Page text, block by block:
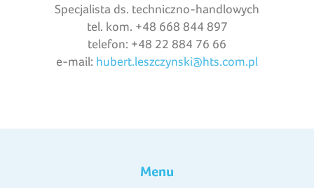
Specjalista ds. techniczno-handlowych
tel. kom. +48 668 844 897
telefon: +48 22 884 76 66
e-mail: hubert.leszczynski@hts.com.pl
Menu